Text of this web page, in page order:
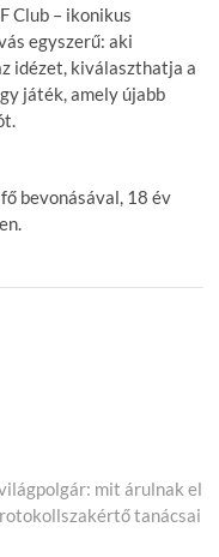
Club – ikonikus
egyszerű: aki
idézet, kiválaszthatja a
játék, amely újabb
bevonásával, 18 év
mit árulnak el
tanácsai